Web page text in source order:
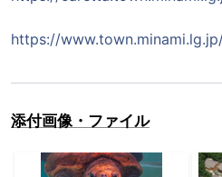
https://
添付画像・ファイル